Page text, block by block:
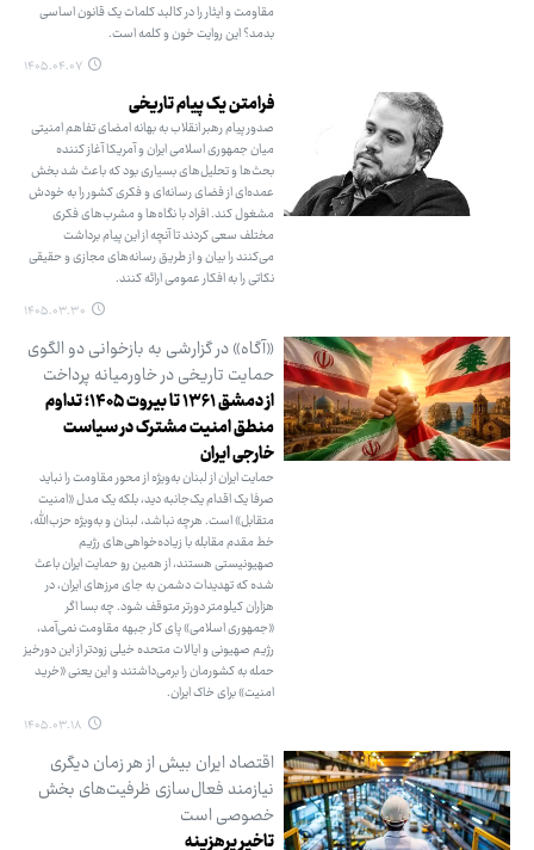
مقاومت و ایثار را در کالبد کلمات یک قانون اساسی
بدمد؟ این روایت خون و کلمه است.
۱۴۰۵.۰۴.۰۷
فرامتن یک پیام تاریخی
صدور پیام رهبر انقلاب به بهانه امضای تفاهم امنیتی
میان جمهوری اسلامی ایران و آمریکا آغاز کننده
بحث‌ها و تحلیل‌های بسیاری بود که باعث شد بخش
عمده‌ای از فضای رسانه‌ای و فکری کشور را به خودش
مشغول کند. افراد با نگاه‌ها و مشرب‌های فکری
مختلف سعی کردند تا آنچه از این پیام برداشت
می‌کنند را بیان و از طریق رسانه‌های مجازی و حقیقی
نکاتی را به افکار عمومی ارائه کنند.
۱۴۰۵.۰۳.۳۰
«آگاه» در گزارشی به بازخوانی دو الگوی
حمایت تاریخی در خاورمیانه پرداخت
از دمشق ۱۳۶۱ تا بیروت ۱۴۰۵؛ تداوم
منطق امنیت مشترک در سیاست
خارجی ایران
حمایت ایران از لبنان به‌ویژه از محور مقاومت را نباید
صرفا یک اقدام یک‌جانبه دید، بلکه یک مدل «امنیت
متقابل» است. هرچه نباشد، لبنان و به‌ویژه حزب‌الله،
خط مقدم مقابله با زیاده‌خواهی‌های رژیم
صهیونیستی هستند، از همین رو حمایت ایران باعث
شده که تهدیدات دشمن به جای مرزهای ایران، در
هزاران کیلومتر دورتر متوقف شود. چه بسا اگر
«جمهوری اسلامی» پای کار جبهه مقاومت نمی‌آمد،
رژیم صهیونی و ایالات متحده خیلی زودتر از این دورخیز
حمله به کشورمان را برمی‌داشتند و این یعنی «خرید
امنیت» برای خاک ایران.
۱۴۰۵.۰۳.۱۸
اقتصاد ایران بیش از هر زمان دیگری
نیازمند فعال‌سازی ظرفیت‌های بخش
خصوصی است
تاخیر پرهزینه